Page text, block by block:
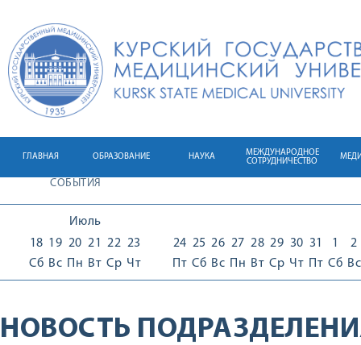
ГЛАВНАЯ ОБРАЗОВАНИЕ НАУКА
МЕЖДУНАРОДНОЕ
СОТРУДНИЧЕСТВО
СОБЫТИЯ
Июль
18
Сб
19
Вс
20
Пн
21
Вт
22
Ср
23
Чт
24
Пт
25
Сб
26
Вс
27
Пн
28
Вт
29
Ср
30
Чт
31
Пт
1
Сб
2
Вс
НОВОСТЬ